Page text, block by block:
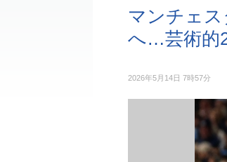
マンチェ
へ…芸術的
2026年5月14日 7時57分